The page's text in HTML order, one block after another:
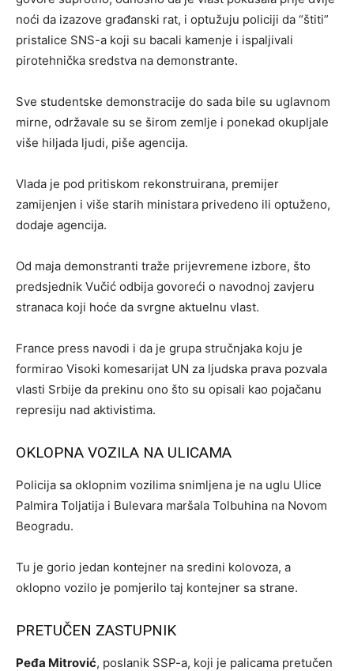
noći da izazove građanski rat, i optužuju policiji da “štiti”
pristalice SNS-a koji su bacali kamenje i ispaljivali
pirotehnička sredstva na demonstrante.
Sve studentske demonstracije do sada bile su uglavnom
mirne, održavale su se širom zemlje i ponekad okupljale
više hiljada ljudi, piše agencija.
Vlada je pod pritiskom rekonstruirana, premijer
zamijenjen i više starih ministara privedeno ili optuženo,
dodaje agencija.
Od maja demonstranti traže prijevremene izbore, što
predsjednik Vučić odbija govoreći o navodnoj zavjeru
stranaca koji hoće da svrgne aktuelnu vlast.
France press navodi i da je grupa stručnjaka koju je
formirao Visoki komesarijat UN za ljudska prava pozvala
vlasti Srbije da prekinu ono što su opisali kao pojačanu
represiju nad aktivistima.
OKLOPNA VOZILA NA ULICAMA
Policija sa oklopnim vozilima snimljena je na uglu Ulice
Palmira Toljatija i Bulevara maršala Tolbuhina na Novom
Beogradu.
Tu je gorio jedan kontejner na sredini kolovoza, a
oklopno vozilo je pomjerilo taj kontejner sa strane.
PRETUČEN ZASTUPNIK
Peđa Mitrović, poslanik SSP-a, koji je palicama pretučen